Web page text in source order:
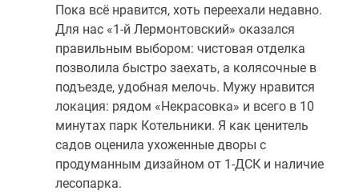
Пока всё нравится, хоть переехали недавно.
Для нас «1-й Лермонтовский» оказался
правильным выбором: чистовая отделка
позволила быстро заехать, а колясочные в
подъезде, удобная мелочь. Мужу нравится
локация: рядом «Некрасовка» и всего в 10
минутах парк Котельники. Я как ценитель
садов оценила ухоженные дворы с
продуманным дизайном от 1-ДСК и наличие
лесопарка.